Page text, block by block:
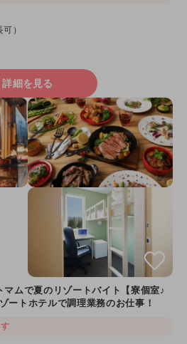
）
詳細を見る
マムで夏のリゾートバイト【寮個室♪
ートホテルで調理業務のお仕事！